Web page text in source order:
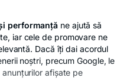
Toate drepturile
performanță ne ajută să
iar cele de promovare ne
Dacă îți dai acordul
noștri, precum Google, le
afișate pe